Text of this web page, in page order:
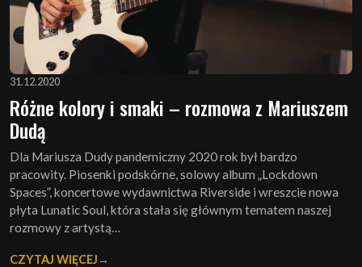
31.12.2020
Różne kolory i smaki – rozmowa z Mariuszem
Dudą
Dla Mariusza Dudy pandemiczny 2020 rok był bardzo
pracowity. Piosenki podskórne, solowy album „Lockdown
Spaces”, koncertowe wydawnictwa Riverside i wreszcie nowa
płyta Lunatic Soul, która stała się głównym tematem naszej
rozmowy z artystą…
CZYTAJ WIĘCEJ